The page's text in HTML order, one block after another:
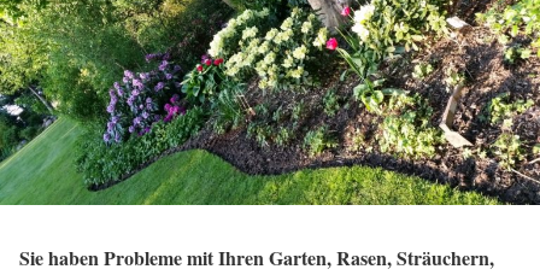
Sie haben Probleme mit Ihren Garten, Rasen, Sträuchern,